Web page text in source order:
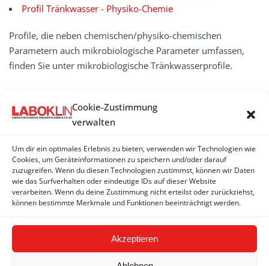
Cookie-Zustimmung
verwalten
Um dir ein optimales Erlebnis zu bieten, verwenden wir Technologien wie
Cookies, um Geräteinformationen zu speichern und/oder darauf
zuzugreifen. Wenn du diesen Technologien zustimmst, können wir Daten
wie das Surfverhalten oder eindeutige IDs auf dieser Website
verarbeiten. Wenn du deine Zustimmung nicht erteilst oder zurückziehst,
können bestimmte Merkmale und Funktionen beeinträchtigt werden.
Akzeptieren
Profil Tränkwasser - Physiko-Chemie
Profile, die neben chemischen/physiko-chemischen
Parametern auch mikrobiologische Parameter umfassen,
finden Sie unter mikrobiologische Tränkwasserprofile.
TRäNKWASSER
Tränkwasser-Profile, chemische und physiko-
chemische
Tränkwasser-Profile, mikrobiologische
Tränkwasser - mikrobiologische Einzelparameter